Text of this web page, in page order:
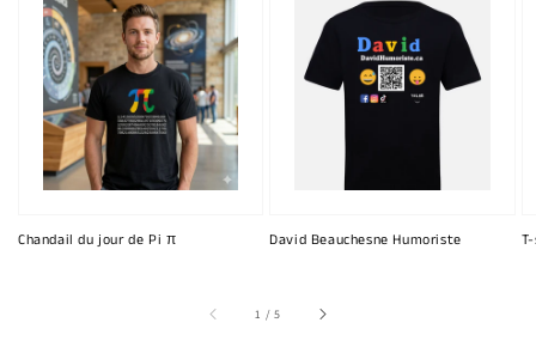
Chandail du jour de Pi π David Beauchesne Humoriste
1 /sur
5